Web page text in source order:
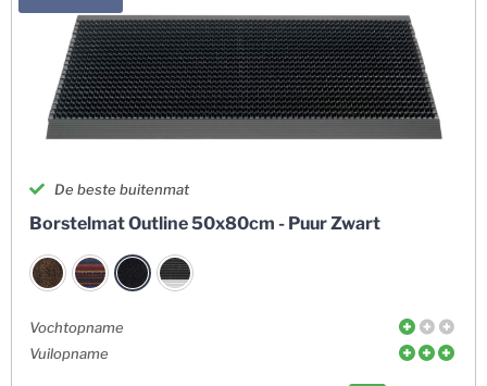
De beste buitenmat
Borstelmat Outline 50x80cm - Puur Zwart
Vochtopname
Vuilopname